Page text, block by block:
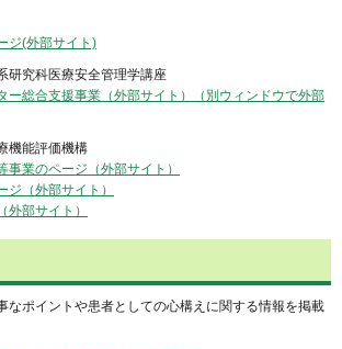
ジ(外部サイト)
研究科医療安全管理学講座
ー総合支援事業（外部サイト）（別ウィンドウで外部
機能評価機構
事業のページ（外部サイト）
ジ（外部サイト）
外部サイト）
なポイントや患者としての心構えに関する情報を掲載